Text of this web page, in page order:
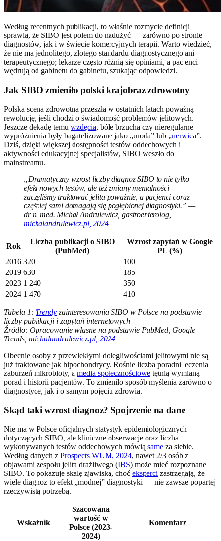
Według recentnych publikacji, to właśnie rozmycie definicji
sprawia, że SIBO jest polem do nadużyć — zarówno po stronie
diagnostów, jak i w świecie komercyjnych terapii. Warto wiedzieć,
że nie ma jednolitego, złotego standardu diagnostycznego ani
terapeutycznego; lekarze często różnią się opiniami, a pacjenci
wędrują od gabinetu do gabinetu, szukając odpowiedzi.
Jak SIBO zmieniło polski krajobraz zdrowotny
Polska scena zdrowotna przeszła w ostatnich latach poważną
rewolucję, jeśli chodzi o świadomość problemów jelitowych.
Jeszcze dekadę temu wzdęcia, bóle brzucha czy nieregularne
wypróżnienia były bagatelizowane jako „uroda” lub „nerwica”.
Dziś, dzięki większej dostępności testów oddechowych i
aktywności edukacyjnej specjalistów, SIBO weszło do
mainstreamu.
„Dramatyczny wzrost liczby diagnoz SIBO to nie tylko
efekt nowych testów, ale też zmiany mentalności —
zaczęliśmy traktować jelita poważnie, a pacjenci coraz
częściej sami domagają się pogłębionej diagnostyki.” —
dr n. med. Michał Andrulewicz, gastroenterolog,
michalandrulewicz.pl, 2024
Rok
Liczba publikacji o SIBO
(PubMed)
Wzrost zapytań w Google
PL (%)
2016 320
100
2019 630
185
2023 1 240
350
2024 1 470 410
Tabela 1: Trendy zainteresowania SIBO w Polsce na podstawie
liczby publikacji i zapytań internetowych
Źródło: Opracowanie własne na podstawie PubMed, Google
Trends, michalandrulewicz.pl, 2024
Obecnie osoby z przewlekłymi dolegliwościami jelitowymi nie są
już traktowane jak hipochondrycy. Rośnie liczba poradni leczenia
zaburzeń mikrobioty, a media społecznościowe tętnią wymianą
porad i historii pacjentów. To zmieniło sposób myślenia zarówno o
diagnostyce, jak i o samym pojęciu zdrowia.
Skąd taki wzrost diagnoz? Spojrzenie na dane
Nie ma w Polsce oficjalnych statystyk epidemiologicznych
dotyczących SIBO, ale kliniczne obserwacje oraz liczba
wykonywanych testów oddechowych mówią same za siebie.
Według danych z Prospects WUM, 2024, nawet 2/3 osób z
objawami zespołu jelita drażliwego (IBS) może mieć rozpoznane
SIBO. To pokazuje skalę zjawiska, choć eksperci zastrzegają, że
wiele diagnoz to efekt „modnej” diagnostyki — nie zawsze popartej
rzeczywistą potrzebą.
Wskaźnik
Szacowana
wartość w
Polsce (2023-
2024)
Komentarz